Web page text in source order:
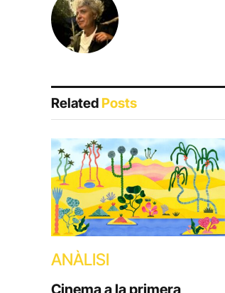
RelatedPosts
ANÀLISI